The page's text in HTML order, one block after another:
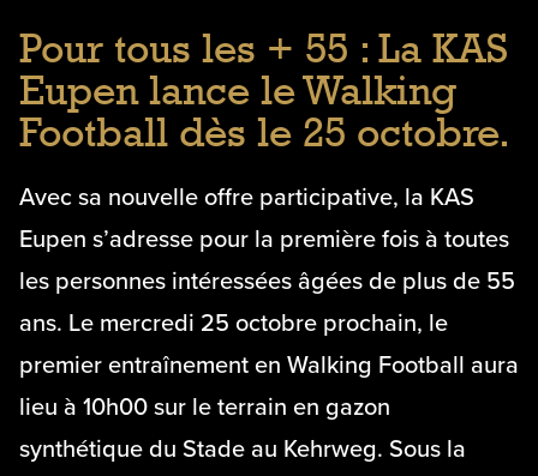
Pour tous les + 55 : La KAS
Eupen lance le Walking
Football dès le 25 octobre.
Avec sa nouvelle offre participative, la KAS
Eupen s’adresse pour la première fois à toutes
les personnes intéressées âgées de plus de 55
ans. Le mercredi 25 octobre prochain, le
premier entraînement en Walking Football aura
lieu à 10h00 sur le terrain en gazon
synthétique du Stade au Kehrweg. Sous la